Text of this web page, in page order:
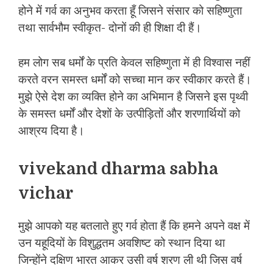
होने में गर्व का अनुभव करता हूँ जिसने संसार को सहिष्णुता
तथा सार्वभौम स्वीकृत- दोनों की ही शिक्षा दी हैं।
हम लोग सब धर्मों के प्रति केवल सहिष्णुता में ही विश्वास नहीं
करते वरन समस्त धर्मों को सच्चा मान कर स्वीकार करते हैं।
मुझे ऐसे देश का व्यक्ति होने का अभिमान है जिसने इस पृथ्वी
के समस्त धर्मों और देशों के उत्पीड़ितों और शरणार्थियों को
आश्रय दिया है।
vivekand dharma sabha
vichar
मुझे आपको यह बतलाते हुए गर्व होता हैं कि हमने अपने वक्ष में
उन यहूदियों के विशुद्धतम अवशिष्ट को स्थान दिया था
जिन्होंने दक्षिण भारत आकर उसी वर्ष शरण ली थी जिस वर्ष